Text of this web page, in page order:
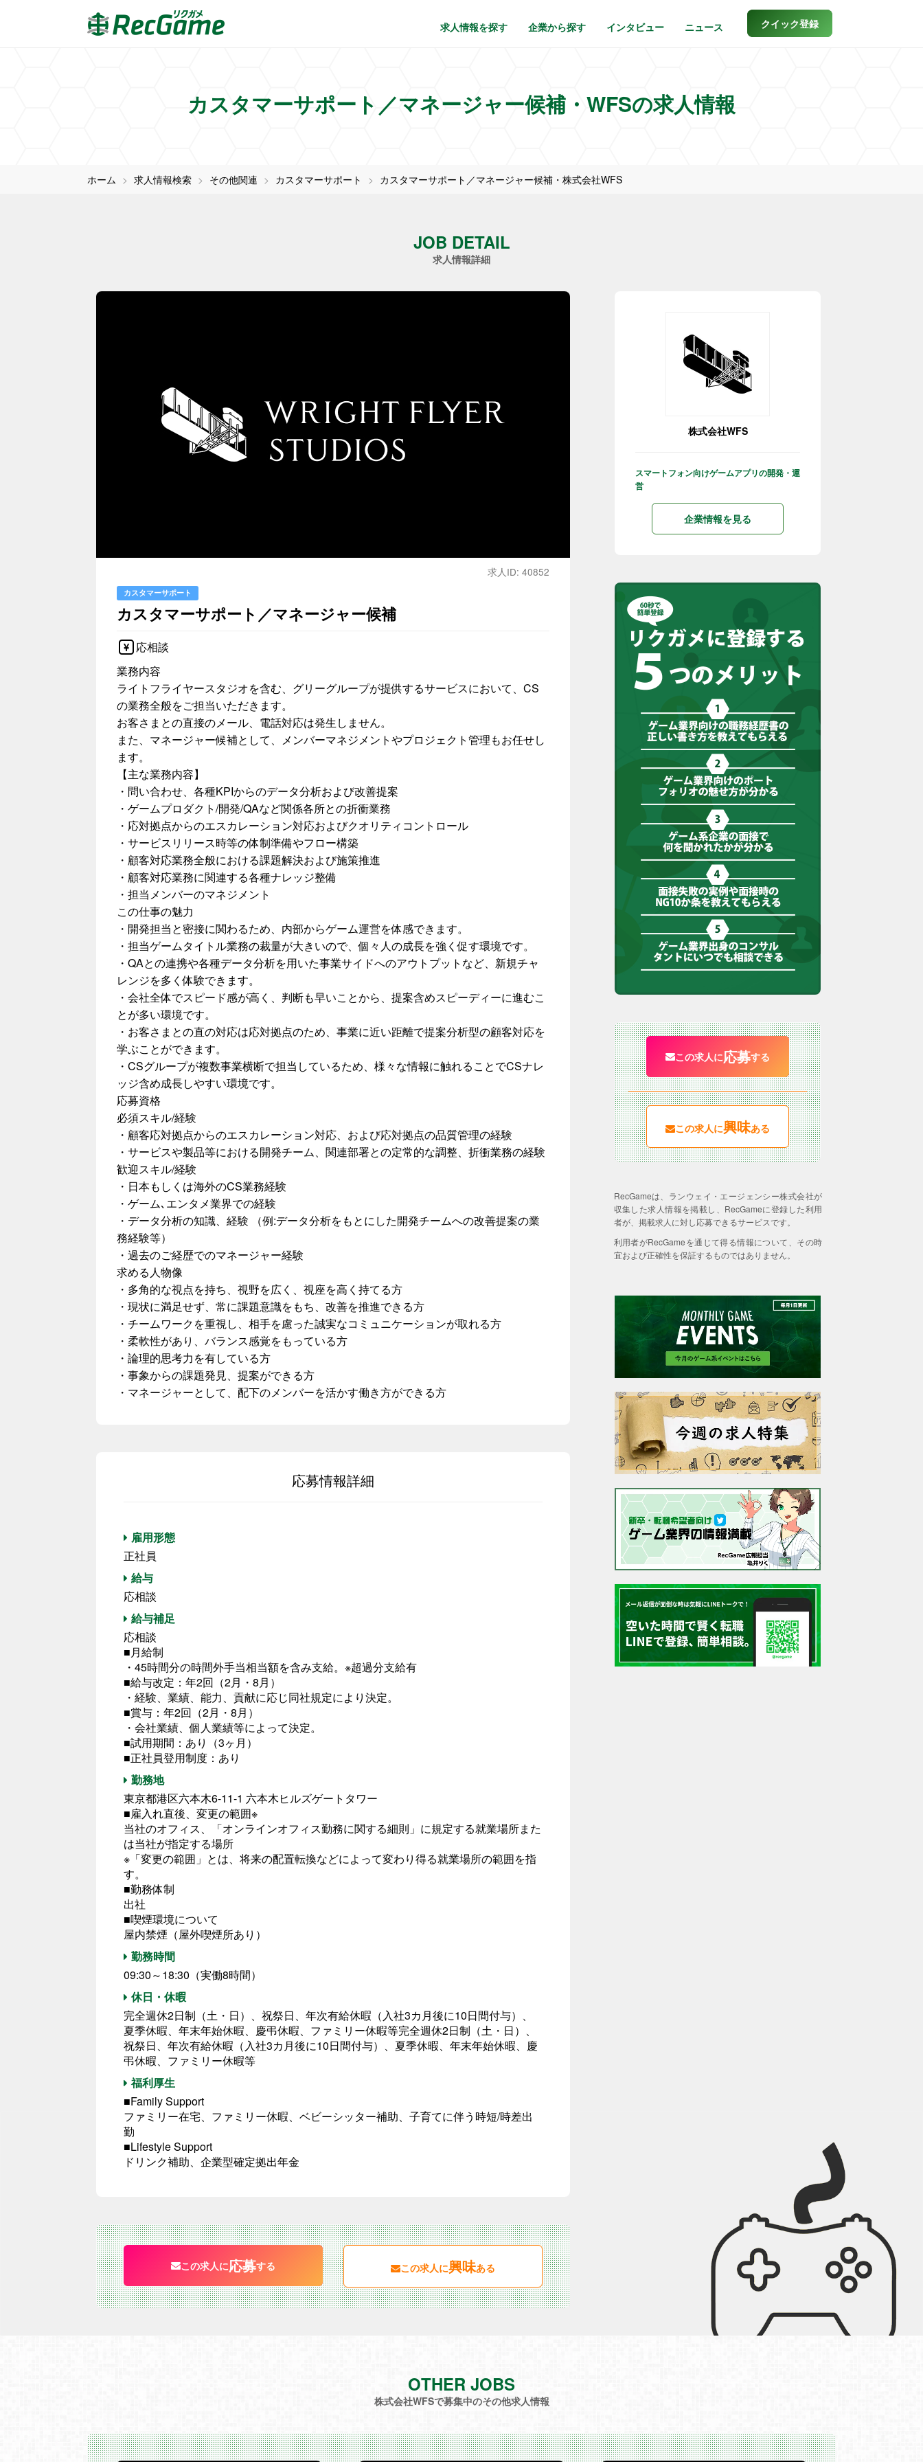
求人情報を探す 企業から探す インタビュー ニュース クイック登録
カスタマーサポート／マネージャー候補・WFSの求人情報
ホーム 求人情報検索 その他関連 カスタマーサポート カスタマーサポート／マネージャー候補・株式会社WFS
JOB DETAIL
求人情報詳細
求人ID: 40852
カスタマーサポート
カスタマーサポート／マネージャー候補
応相談
業務内容
ライトフライヤースタジオを含む、グリーグループが提供するサービスにおいて、CS
の業務全般をご担当いただきます。
お客さまとの直接のメール、電話対応は発生しません。
また、マネージャー候補として、メンバーマネジメントやプロジェクト管理もお任せし
ます。
【主な業務内容】
・問い合わせ、各種KPIからのデータ分析および改善提案
・ゲームプロダクト/開発/QAなど関係各所との折衝業務
・応対拠点からのエスカレーション対応およびクオリティコントロール
・サービスリリース時等の体制準備やフロー構築
・顧客対応業務全般における課題解決および施策推進
・顧客対応業務に関連する各種ナレッジ整備
・担当メンバーのマネジメント
この仕事の魅力
・開発担当と密接に関わるため、内部からゲーム運営を体感できます。
・担当ゲームタイトル業務の裁量が大きいので、個々人の成長を強く促す環境です。
・QAとの連携や各種データ分析を用いた事業サイドへのアウトプットなど、新規チャ
レンジを多く体験できます。
・会社全体でスピード感が高く、判断も早いことから、提案含めスピーディーに進むこ
とが多い環境です。
・お客さまとの直の対応は応対拠点のため、事業に近い距離で提案分析型の顧客対応を
学ぶことができます。
・CSグループが複数事業横断で担当しているため、様々な情報に触れることでCSナレ
ッジ含め成長しやすい環境です。
応募資格
必須スキル/経験
・顧客応対拠点からのエスカレーション対応、および応対拠点の品質管理の経験
・サービスや製品等における開発チーム、関連部署との定常的な調整、折衝業務の経験
歓迎スキル/経験
・日本もしくは海外のCS業務経験
・ゲーム､エンタメ業界での経験
・データ分析の知識、経験 （例:データ分析をもとにした開発チームへの改善提案の業
務経験等）
・過去のご経歴でのマネージャー経験
求める人物像
・多角的な視点を持ち、視野を広く、視座を高く持てる方
・現状に満足せず、常に課題意識をもち、改善を推進できる方
・チームワークを重視し、相手を慮った誠実なコミュニケーションが取れる方
・柔軟性があり、バランス感覚をもっている方
・論理的思考力を有している方
・事象からの課題発見、提案ができる方
・マネージャーとして、配下のメンバーを活かす働き方ができる方
応募情報詳細
雇用形態
正社員
給与
応相談
給与補足
応相談
■月給制
・45時間分の時間外手当相当額を含み支給。※超過分支給有
■給与改定：年2回（2月・8月）
・経験、業績、能力、貢献に応じ同社規定により決定。
■賞与：年2回（2月・8月）
・会社業績、個人業績等によって決定。
■試用期間：あり（3ヶ月）
■正社員登用制度：あり
勤務地
東京都港区六本木6-11-1 六本木ヒルズゲートタワー
■雇入れ直後、変更の範囲※
当社のオフィス、「オンラインオフィス勤務に関する細則」に規定する就業場所また
は当社が指定する場所
※「変更の範囲」とは、将来の配置転換などによって変わり得る就業場所の範囲を指
す。
■勤務体制
出社
■喫煙環境について
屋内禁煙（屋外喫煙所あり）
勤務時間
09:30～18:30（実働8時間）
休日・休暇
完全週休2日制（土・日）、祝祭日、年次有給休暇（入社3カ月後に10日間付与）、
夏季休暇、年末年始休暇、慶弔休暇、ファミリー休暇等完全週休2日制（土・日）、
祝祭日、年次有給休暇（入社3カ月後に10日間付与）、夏季休暇、年末年始休暇、慶
弔休暇、ファミリー休暇等
福利厚生
■Family Support
ファミリー在宅、ファミリー休暇、ベビーシッター補助、子育てに伴う時短/時差出
勤
■Lifestyle Support
ドリンク補助、企業型確定拠出年金
この求人に応募する この求人に興味ある
株式会社WFS
スマートフォン向けゲームアプリの開発・運
営
企業情報を見る
この求人に応募する
この求人に興味ある
RecGameは、ランウェイ・エージェンシー株式会社が
収集した求人情報を掲載し、RecGameに登録した利用
者が、掲載求人に対し応募できるサービスです。
利用者がRecGameを通じて得る情報について、その時
宜および正確性を保証するものではありません。
OTHER JOBS
株式会社WFSで募集中のその他求人情報